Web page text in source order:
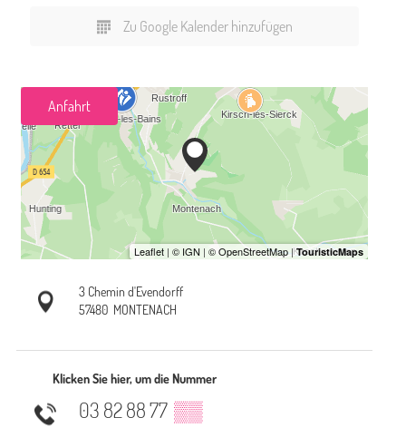
Zu Google Kalender hinzufügen
Anfahrt
3 Chemin d'Evendorff
57480 MONTENACH
Klicken Sie hier, um die Nummer
03 82 88 77 ▒▒